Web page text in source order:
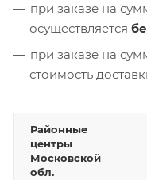
при заказе на
осуществляется
при заказе на
стоимость
Районные
центры
Московской
обл.